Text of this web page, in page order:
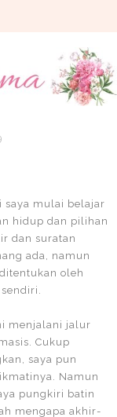
saya mulai belajar
hidup dan pilihan
dan suratan
ada, namun
oleh
menjalani jalur
Cukup
saya pun
Namun
pungkiri batin
mengapa akhir-